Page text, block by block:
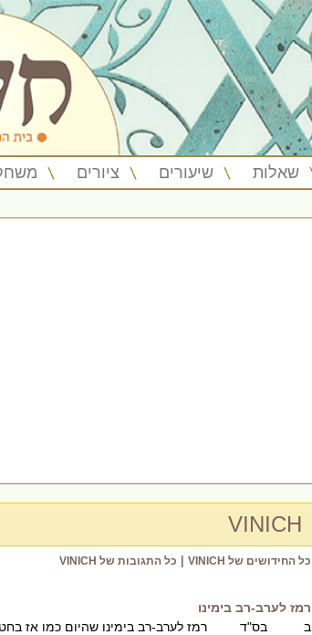
שאלות שיעורים ציורים
VINICH
כל החידושים של VINICH | כל התגובות של VINICH
רמז לערב-רב בימינו
ב בס"ד רמז לערב-רב בימינו שהיום כמו אז בחטא